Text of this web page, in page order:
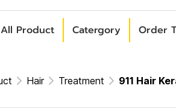
All Product Catergory Order
Hair Treatment 911 Hair